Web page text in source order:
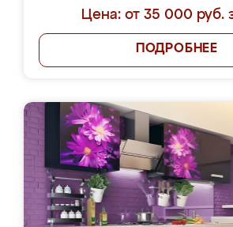
Цена: от 35 000 руб.
ПОДРОБНЕЕ